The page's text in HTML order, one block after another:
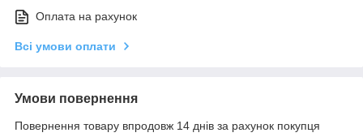
Оплата на рахунок
Всі умови оплати
Умови повернення
Повернення товару впродовж 14 днів за рахунок покупця